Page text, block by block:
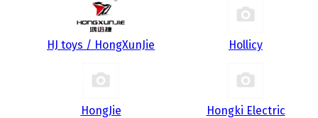
HJ toys / HongXunJie Hollicy
HongJie Hongki Electric